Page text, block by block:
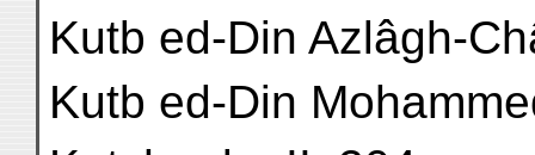
Kutb ed-Din Azlâgh-
Kutb ed-Din